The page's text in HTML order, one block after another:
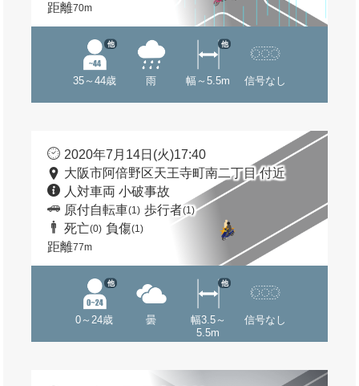
距離70m
35～44歳
他
雨 幅～5.5m
他
信号なし
2020年7月14日(火)17:40
大阪市阿倍野区天王寺町南二丁目 付近
人対車両 小破事故
原付自転車(1) 歩行者(1)
死亡(0) 負傷(1)
距離77m
0～24歳
他
曇
幅3.5～
5.5m
他
信号なし